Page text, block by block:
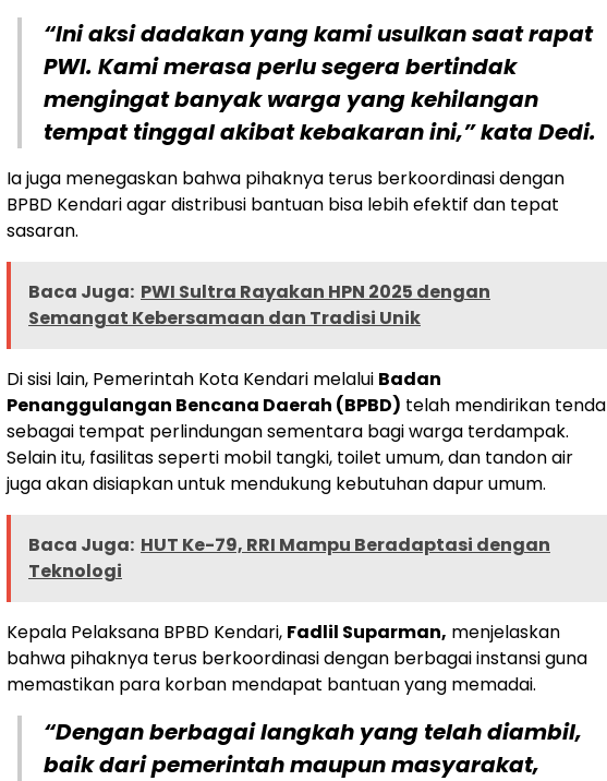
“Ini aksi dadakan yang kami usulkan saat rapat
PWI. Kami merasa perlu segera bertindak
mengingat banyak warga yang kehilangan
tempat tinggal akibat kebakaran ini,” kata Dedi.
Ia juga menegaskan bahwa pihaknya terus berkoordinasi dengan
BPBD Kendari agar distribusi bantuan bisa lebih efektif dan tepat
sasaran.
Baca Juga: PWI Sultra Rayakan HPN 2025 dengan
Semangat Kebersamaan dan Tradisi Unik
Di sisi lain, Pemerintah Kota Kendari melalui Badan
Penanggulangan Bencana Daerah (BPBD) telah mendirikan tenda
sebagai tempat perlindungan sementara bagi warga terdampak.
Selain itu, fasilitas seperti mobil tangki, toilet umum, dan tandon air
juga akan disiapkan untuk mendukung kebutuhan dapur umum.
Baca Juga: HUT Ke-79, RRI Mampu Beradaptasi dengan
Teknologi
Kepala Pelaksana BPBD Kendari, Fadlil Suparman, menjelaskan
bahwa pihaknya terus berkoordinasi dengan berbagai instansi guna
memastikan para korban mendapat bantuan yang memadai.
“Dengan berbagai langkah yang telah diambil,
baik dari pemerintah maupun masyarakat,